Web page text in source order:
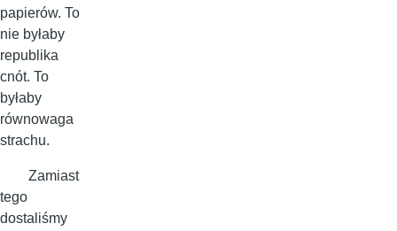
papierów. To
nie byłaby
republika
cnót. To
byłaby
równowaga
strachu.
Zamiast
tego
dostaliśmy